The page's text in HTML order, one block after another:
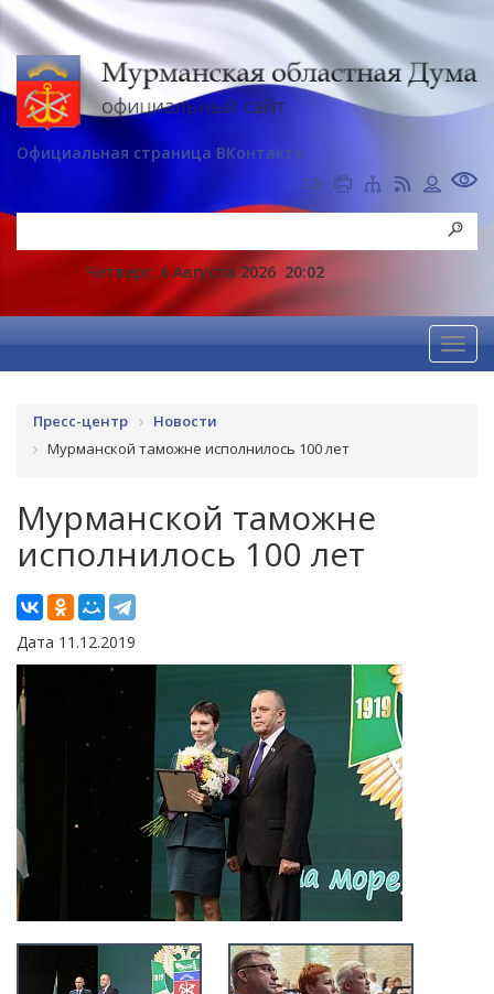
Официальная страница ВКонтакте
Четверг, 6 Августа 2026 20:02
Пресс-центр
Новости
Мурманской таможне исполнилось 100 лет
Мурманской таможне
исполнилось 100 лет
Дата 11.12.2019